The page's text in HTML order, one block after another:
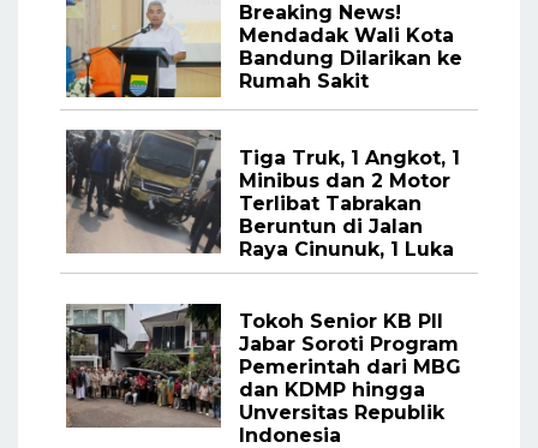
Breaking News!
Mendadak Wali Kota
Bandung Dilarikan ke
Rumah Sakit
Tiga Truk, 1 Angkot, 1
Minibus dan 2 Motor
Terlibat Tabrakan
Beruntun di Jalan
Raya Cinunuk, 1 Luka
Tokoh Senior KB PII
Jabar Soroti Program
Pemerintah dari MBG
dan KDMP hingga
Unversitas Republik
Indonesia